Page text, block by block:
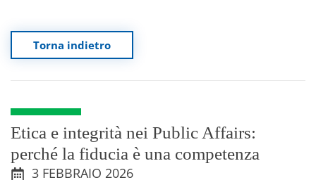
Torna indietro
Etica e integrità nei Public Affairs:
perché la fiducia è una competenza
3 FEBBRAIO 2026